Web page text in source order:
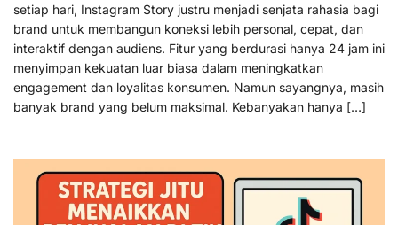
setiap hari, Instagram Story justru menjadi senjata rahasia bagi
brand untuk membangun koneksi lebih personal, cepat, dan
interaktif dengan audiens. Fitur yang berdurasi hanya 24 jam ini
menyimpan kekuatan luar biasa dalam meningkatkan
engagement dan loyalitas konsumen. Namun sayangnya, masih
banyak brand yang belum maksimal. Kebanyakan hanya […]